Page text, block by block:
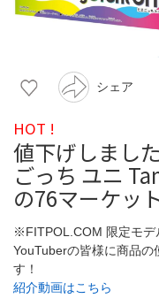
シェア
HOT !
値下げしまし
ごっち ユニ
の76マーケッ
※FITPOL.COM 限定モデ
YouTuberの皆様に商品の
す！
紹介動画はこちら